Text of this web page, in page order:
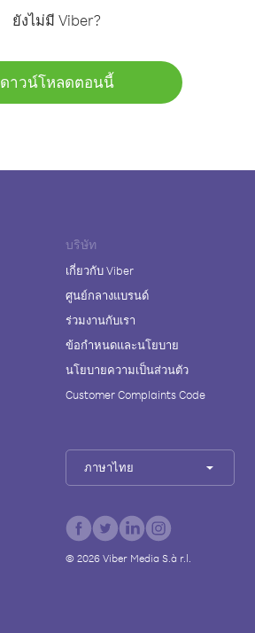
ยังไม่มี Viber?
ดาวน์โหลดตอนนี้
บริษัท
เกี่ยวกับ Viber
ศูนย์กลางแบรนด์
ร่วมงานกับเรา
ข้อกำหนดและนโยบาย
นโยบายความเป็นส่วนตัว
Customer Complaints Code
ภาษาไทย
© 2026Viber Media S.à r.l.